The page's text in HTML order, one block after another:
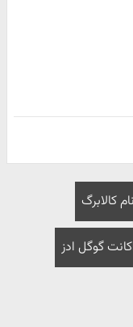
کالابرگ
گوگل ادز